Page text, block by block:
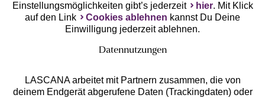
Einstellungsmöglichkeiten gibt’s jederzeit
hier. Mit Klick
auf den Link
Cookies ablehnen kannst Du Deine
Einwilligung jederzeit ablehnen.
Datennutzungen
LASCANA arbeitet mit Partnern zusammen, die von
deinem Endgerät abgerufene Daten (Trackingdaten) oder